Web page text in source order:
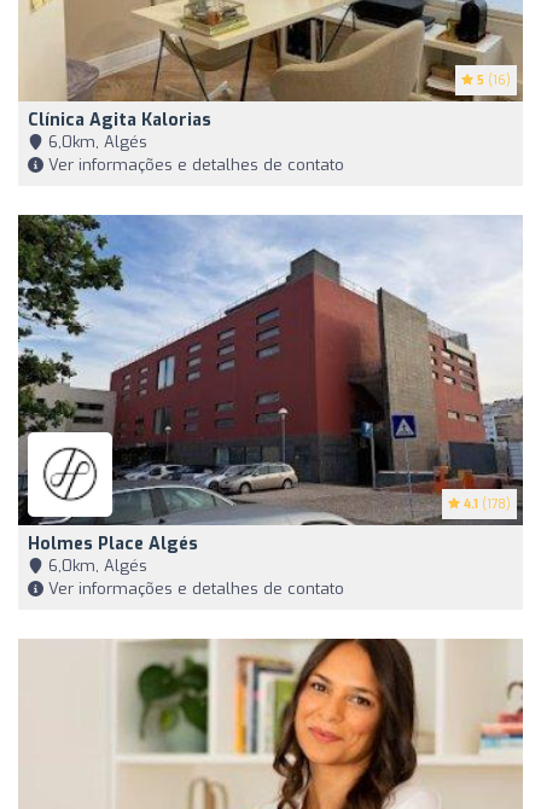
5 (16)
Clínica Agita Kalorias
6,0km, Algés
Ver informações e detalhes de contato
4.1 (178)
Holmes Place Algés
6,0km, Algés
Ver informações e detalhes de contato